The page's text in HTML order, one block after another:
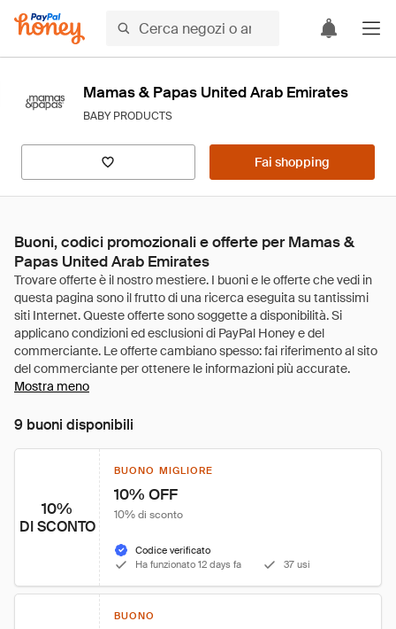
Mamas & Papas United Arab Emirates
BABY PRODUCTS
Fai shopping
Buoni, codici promozionali e offerte per Mamas &
Papas United Arab Emirates
Mostra meno
9 buoni disponibili
10%
DI SCONTO
BUONO MIGLIORE
10% OFF
10% di sconto
Codice verificato
Ha funzionato 12 days fa
37 usi
BUONO